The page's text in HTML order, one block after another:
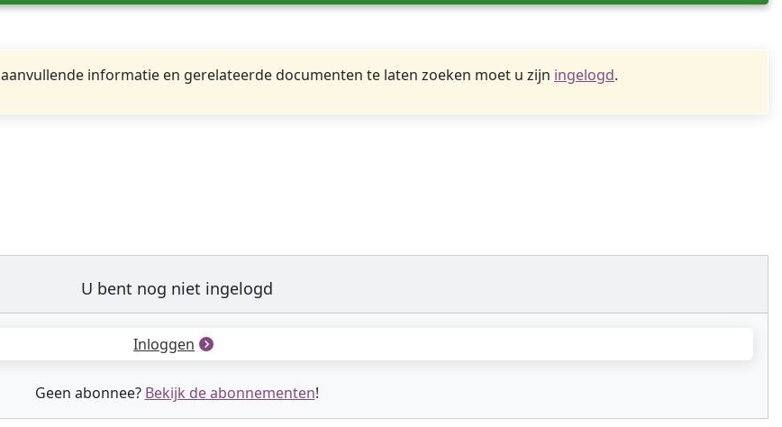
informatie en gerelateerde documenten te laten zoeken moet u zijn ingelogd.
U bent nog niet ingelogd
Inloggen
Geen abonnee? Bekijk de abonnementen!